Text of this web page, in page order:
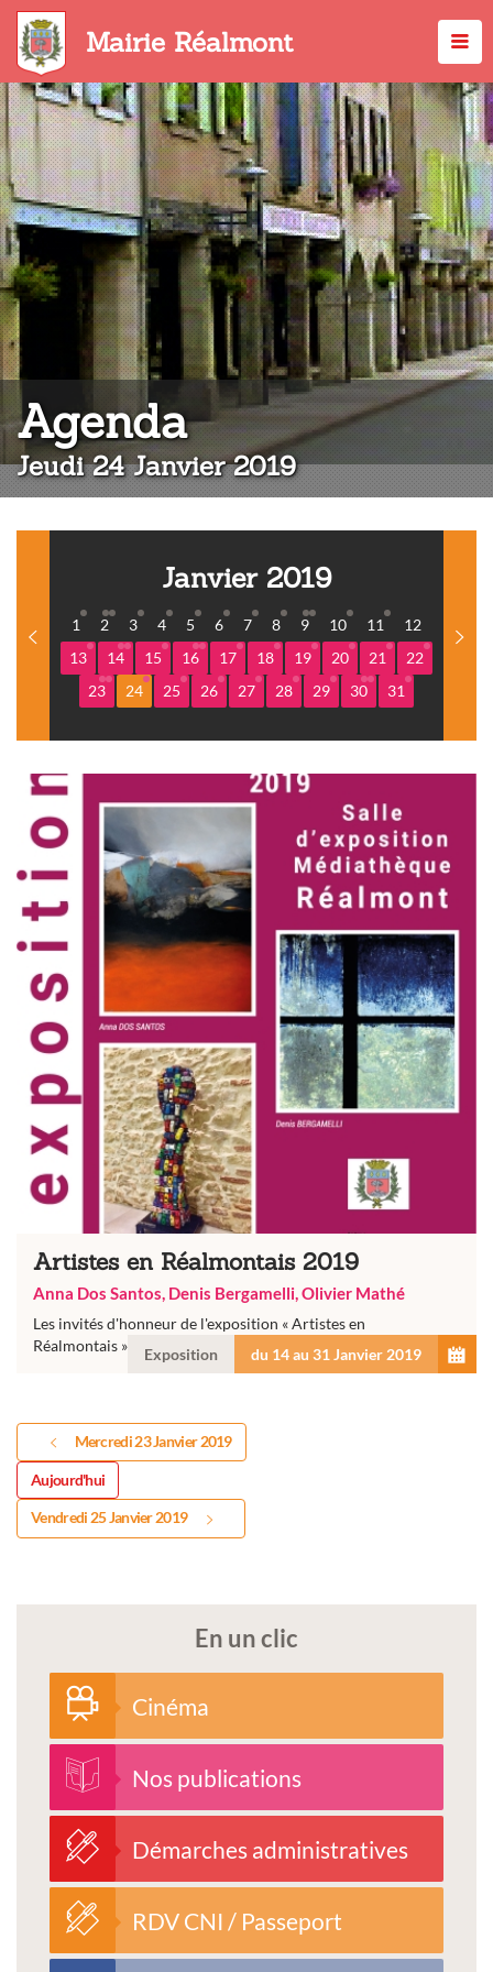
Aller
contenu
principal
Mairie Réalmont
Agenda:
Jeudi 24 Janvier 2019
Janvier 2019
1 2 3 4 5 6 7 8 9 10 11
12
13
14 15 16 17 18 19 20 21
22
23
24 25 26 27 28 29 30 31
Artistes en Réalmontais 2019
Anna Dos Santos, Denis Bergamelli, Olivier Mathé
Les invités d'honneur de l'exposition « Artistes en
Réalmontais » reçus à la médiathèque à Réalmont
Exposition du 14 au 31 Janvier 2019
Mercredi 23 Janvier 2019
Aujourd'hui
Vendredi 25 Janvier 2019
En un clic
Cinéma
Nos publications
Démarches administratives
RDV CNI / Passeport